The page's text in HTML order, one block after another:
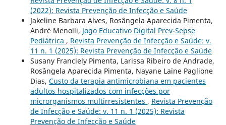
(2022): Revista Prevenção de Infecção e Saúde
Jakeline Barbara Alves, Rosângela Aparecida Pimenta,
André Menolli, Jogo Educativo Digital Prev-Sepse
Pediátrica , Revista Prevenção de Infecção e Saúde: v.
11 n. 1 (2025): Revista Prevenção de Infecção e Saúde
Susany Franciely Pimenta, Larissa Ribeiro de Andrade,
Rosângela Aparecida Pimenta, Nayane Laine Paglione
Dias, Custo da terapia antimicrobiana em pacientes
adultos hospitalizados com infecções por
microrganismos multirresistentes , Revista Prevenção
de Infecção e Saúde: v. 11 n. 1 (2025): Revista
Prevenção de Infecção e Saúde